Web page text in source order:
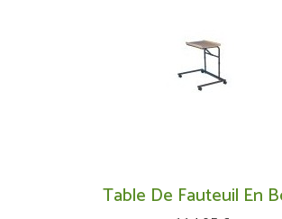
Table De Fauteuil En